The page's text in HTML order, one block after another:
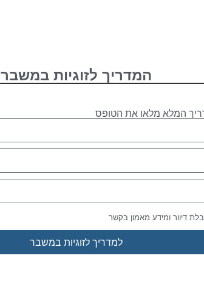
המדריך לזוגיות במשבר
המלא מלאו את הטופס
דיוור ומידע מאמון בקשר
למדריך לזוגיות במשבר